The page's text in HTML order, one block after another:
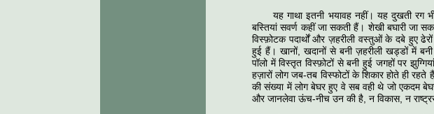
यह गाथा इतनी भयावह नहीं। यह दुखती रग
बस्तियां सवर्ण कहीं जा सकती हैं। शेखी बघारी जा
विस्फ़ोटक पदार्थों और ज़हरीली वस्तुओं के दबे हुए
हुई हैं। खानों, खदानों से बनी ज़हरीली खड्डों में
पॉलो में विस्तृत विस्फ़ोटों से बनी हुई जगहों पर
हज़ारों लोग जब-तब विस्फोटों के शिकार होते ही
की संख्या में लोग बेघर हुए वे सब वही थे जो एकदम
और जानलेवा ऊंच-नीच उन की है, न विकास, न